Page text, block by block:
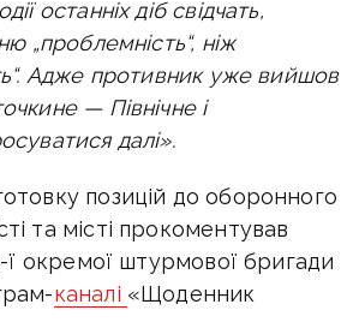
останніх діб свідчать,
„проблемність“, ніж
Адже противник уже вийшов
— Північне і
далі».
позицій до оборонного
та місті прокоментував
ї окремої штурмової бригади
каналі «Щоденник